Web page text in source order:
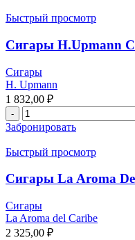
Быстрый просмотр
Сигары H.Upmann
Сигары
H. Upmann
1 832,00 ₽
Забронировать
Быстрый просмотр
Сигары La Aroma
Сигары
La Aroma del Caribe
2 325,00 ₽